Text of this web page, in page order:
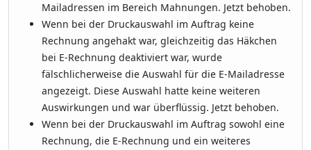
Mailadressen im Bereich Mahnungen. Jetzt behoben.
Wenn bei der Druckauswahl im Auftrag keine
Rechnung angehakt war, gleichzeitig das Häkchen
bei E-Rechnung deaktiviert war, wurde
fälschlicherweise die Auswahl für die E-Mailadresse
angezeigt. Diese Auswahl hatte keine weiteren
Auswirkungen und war überflüssig. Jetzt behoben.
Wenn bei der Druckauswahl im Auftrag sowohl eine
Rechnung, die E-Rechnung und ein weiteres